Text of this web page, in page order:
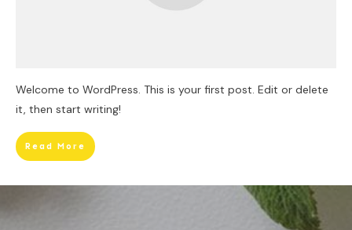
Welcome to WordPress. This is your first post. Edit or delete
it, then start writing!
Read More